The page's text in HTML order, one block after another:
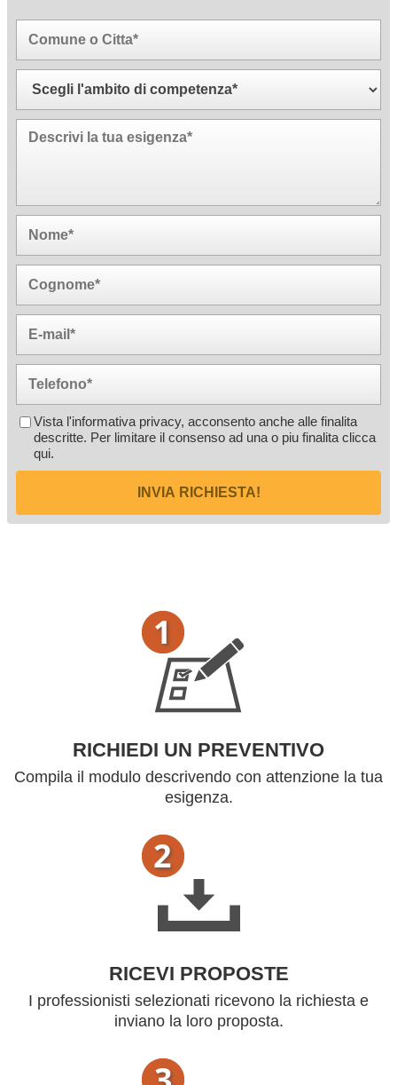
Vista l'informativa privacy, acconsento anche alle finalita
descritte. Per limitare il consenso ad una o piu finalita clicca
qui.
INVIA RICHIESTA!
RICHIEDI UN PREVENTIVO
Compila il modulo descrivendo con attenzione la tua
esigenza.
RICEVI PROPOSTE
I professionisti selezionati ricevono la richiesta e
inviano la loro proposta.